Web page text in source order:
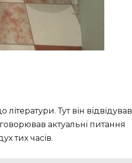
Тут він відвідував
актуальні питання
тих часів.